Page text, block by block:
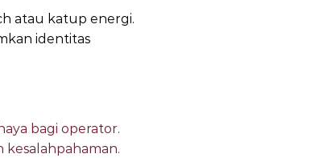
atau katup energi.
identitas
bagi operator.
kesalahpahaman.